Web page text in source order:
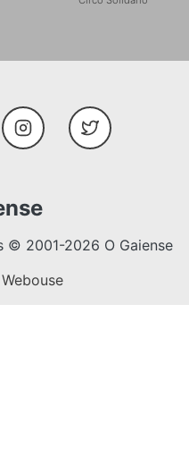
InstagramTwitter
© 2001-2026 O Gaiense
Webouse